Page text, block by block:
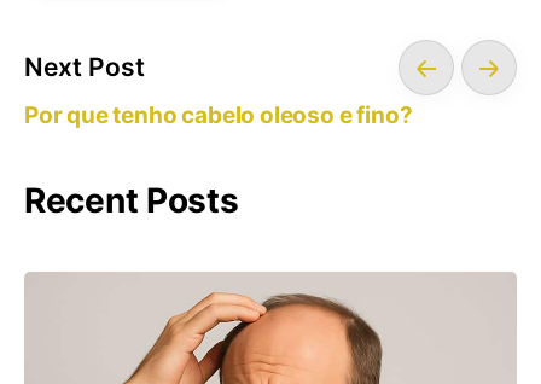
Next Post
Por que tenho cabelo oleoso e fino?
Recent Posts